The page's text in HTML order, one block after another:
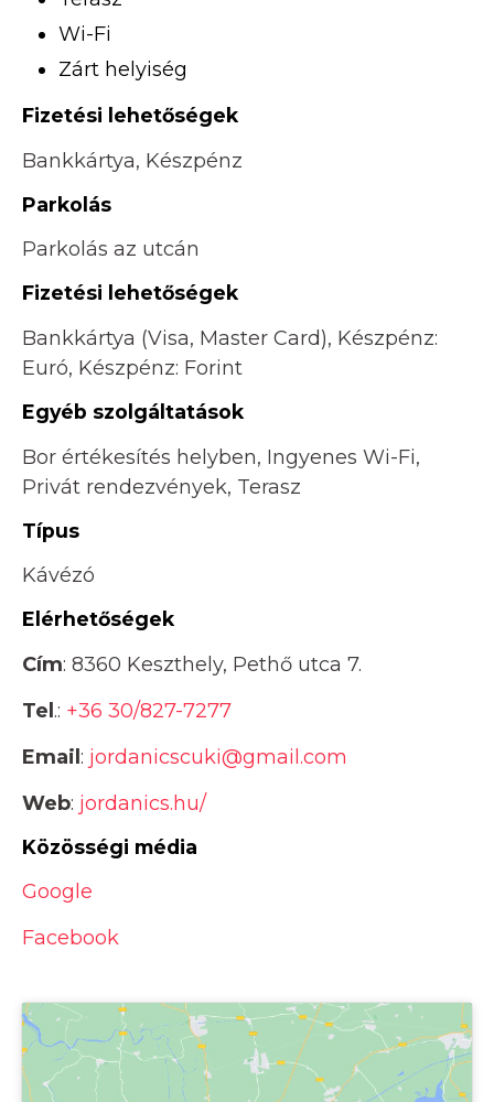
Wi-Fi
Zárt helyiség
Fizetési lehetőségek
Bankkártya, Készpénz
Parkolás
Parkolás az utcán
Fizetési lehetőségek
Bankkártya (Visa, Master Card), Készpénz:
Euró, Készpénz: Forint
Egyéb szolgáltatások
Bor értékesítés helyben, Ingyenes Wi-Fi,
Privát rendezvények, Terasz
Típus
Kávézó
Elérhetőségek
Cím: 8360 Keszthely, Pethő utca 7.
Tel.: +36 30/827-7277
Email: jordanicscuki@gmail.com
Web: jordanics.hu/
Közösségi média
Google
Facebook